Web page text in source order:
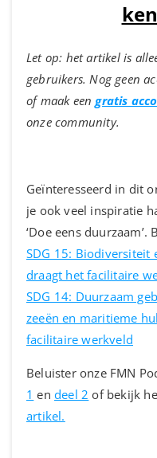
Let op: het artikel is
gebruikers. Nog geen
of maak eengratis
onze community.
Geïnteresseerd in dit
je ook veel inspiratie
‘Doe eens
SDG 15: Biodiversiteit
draagt het facilitaire
SDG 14: Duurzaam
zeeën en maritieme
facilitairewerkveld
Beluister onze FMN
1 endeel 2 of bekijk
artikel.